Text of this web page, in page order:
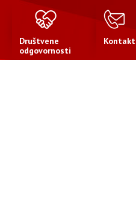
Društvene
odgovornosti
Kontakt